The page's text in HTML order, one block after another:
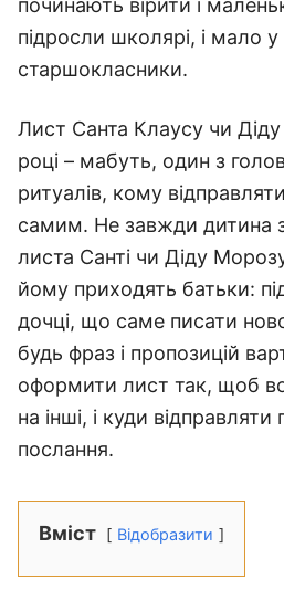
починають вірити і
підросли школярі, і мало
старшокласники.
Лист Санта Клаусу чи
році – мабуть, один з
ритуалів, кому
самим. Не завжди дитина
листа Санті чи Діду
йому приходять батьки:
дочці, що саме писати
будь фраз і пропозицій
оформити лист так, щоб
на інші, і куди відправляти
послання.
Вміст Відобразити